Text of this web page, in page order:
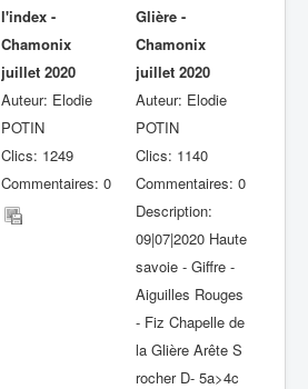
l'index -
Chamonix
juillet 2020
Auteur: Elodie
POTIN
Clics: 1249
Commentaires: 0
Glière -
Chamonix
juillet 2020
Auteur: Elodie
POTIN
Clics: 1140
Commentaires: 0
Description:
09|07|2020 Haute
savoie - Giffre -
Aiguilles Rouges
- Fiz Chapelle de
la Glière Arête S
rocher D- 5a>4c